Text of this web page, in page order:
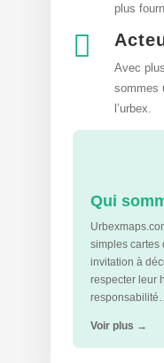
plus

Avec
sommes
l’urbex.
Qui
simples cartes
invitation à
respecter leur
Voir plus →